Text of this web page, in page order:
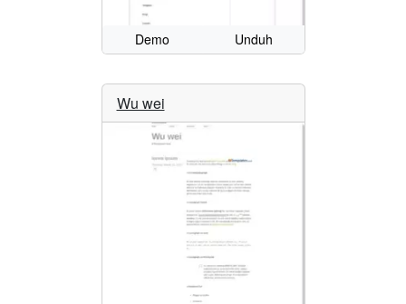
Demo Unduh
Wu wei